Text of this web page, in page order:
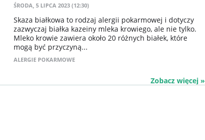
ŚRODA, 5 LIPCA 2023 (12:30)
Skaza białkowa to rodzaj alergii pokarmowej i dotyczy
zazwyczaj białka kazeiny mleka krowiego, ale nie tylko.
Mleko krowie zawiera około 20 różnych białek, które
mogą być przyczyną...
ALERGIE POKARMOWE
Zobacz więcej »